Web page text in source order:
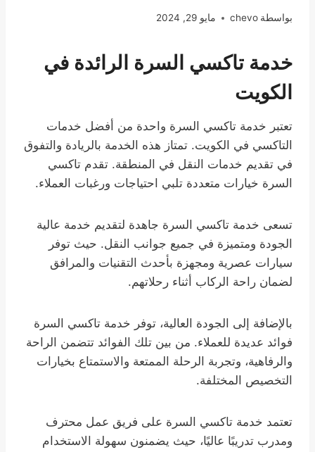
بواسطة chevo مايو 29, 2024
خدمة تاكسي السرة الرائدة في
الكويت
تعتبر خدمة تاكسي السرة واحدة من أفضل خدمات
التاكسي في الكويت. تمتاز هذه الخدمة بالريادة والتفوق
في تقديم خدمات النقل في المنطقة. تقدم تاكسي
السرة خيارات متعددة تلبي احتياجات ورغبات العملاء.
تسعى خدمة تاكسي السرة جاهدة لتقديم خدمة عالية
الجودة ومتميزة في جميع جوانب النقل. حيث توفر
سيارات عصرية ومجهزة بأحدث التقنيات والمرافق
لضمان راحة الركاب أثناء رحلاتهم.
بالإضافة إلى الجودة العالية، توفر خدمة تاكسي السرة
فوائد عديدة للعملاء. من بين تلك الفوائد تتضمن الراحة
والرفاهية، وتجربة الرحلة الممتعة والاستمتاع بخيارات
التخصيص المختلفة.
تعتمد خدمة تاكسي السرة على فريق عمل محترف
ومدرب تدريبًا عاليًا، حيث يضمنون سهولة الاستخدام